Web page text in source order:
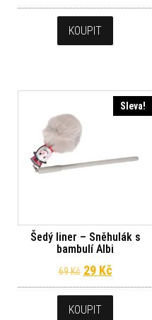
KOUPIT
Sleva!
Šedý liner – Sněhulák s
bambulí Albi
69Kč Původní
29 Kč
KOUPIT